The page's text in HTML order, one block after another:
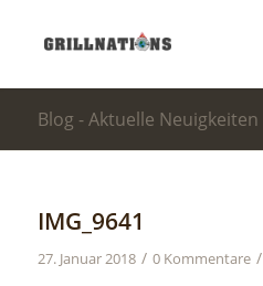
Blog - Aktuelle Neuigkeiten
IMG_9641
27. Januar 2018 / 0 Kommentare /